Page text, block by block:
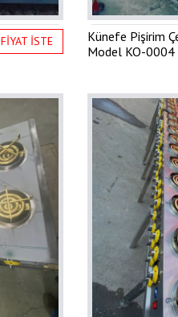
FİYAT İSTE
Künefe Pişirim
Model KO-0004